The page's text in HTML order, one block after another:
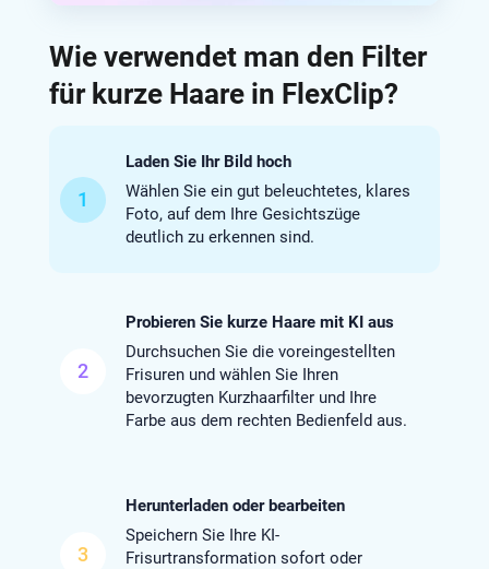
Wie verwendet man den Filter
für kurze Haare in FlexClip?
1
Laden Sie Ihr Bild hoch
Wählen Sie ein gut beleuchtetes, klares
Foto, auf dem Ihre Gesichtszüge
deutlich zu erkennen sind.
2
Probieren Sie kurze Haare mit KI aus
Durchsuchen Sie die voreingestellten
Frisuren und wählen Sie Ihren
bevorzugten Kurzhaarfilter und Ihre
Farbe aus dem rechten Bedienfeld aus.
3
Herunterladen oder bearbeiten
Speichern Sie Ihre KI-
Frisurtransformation sofort oder